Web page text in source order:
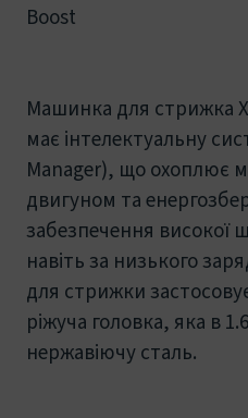
Boost
Машинка для стрижка
має інтелектуальну
Manager), що охоплює
двигуном та
забезпечення високої
навіть за низького
для стрижки
ріжуча головка, яка в
нержавіючу сталь.